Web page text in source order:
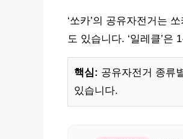
‘쏘카’의 공유자전거는
도 있습니다. ‘일레클’
핵심: 공유자전거 종류
있습니다.